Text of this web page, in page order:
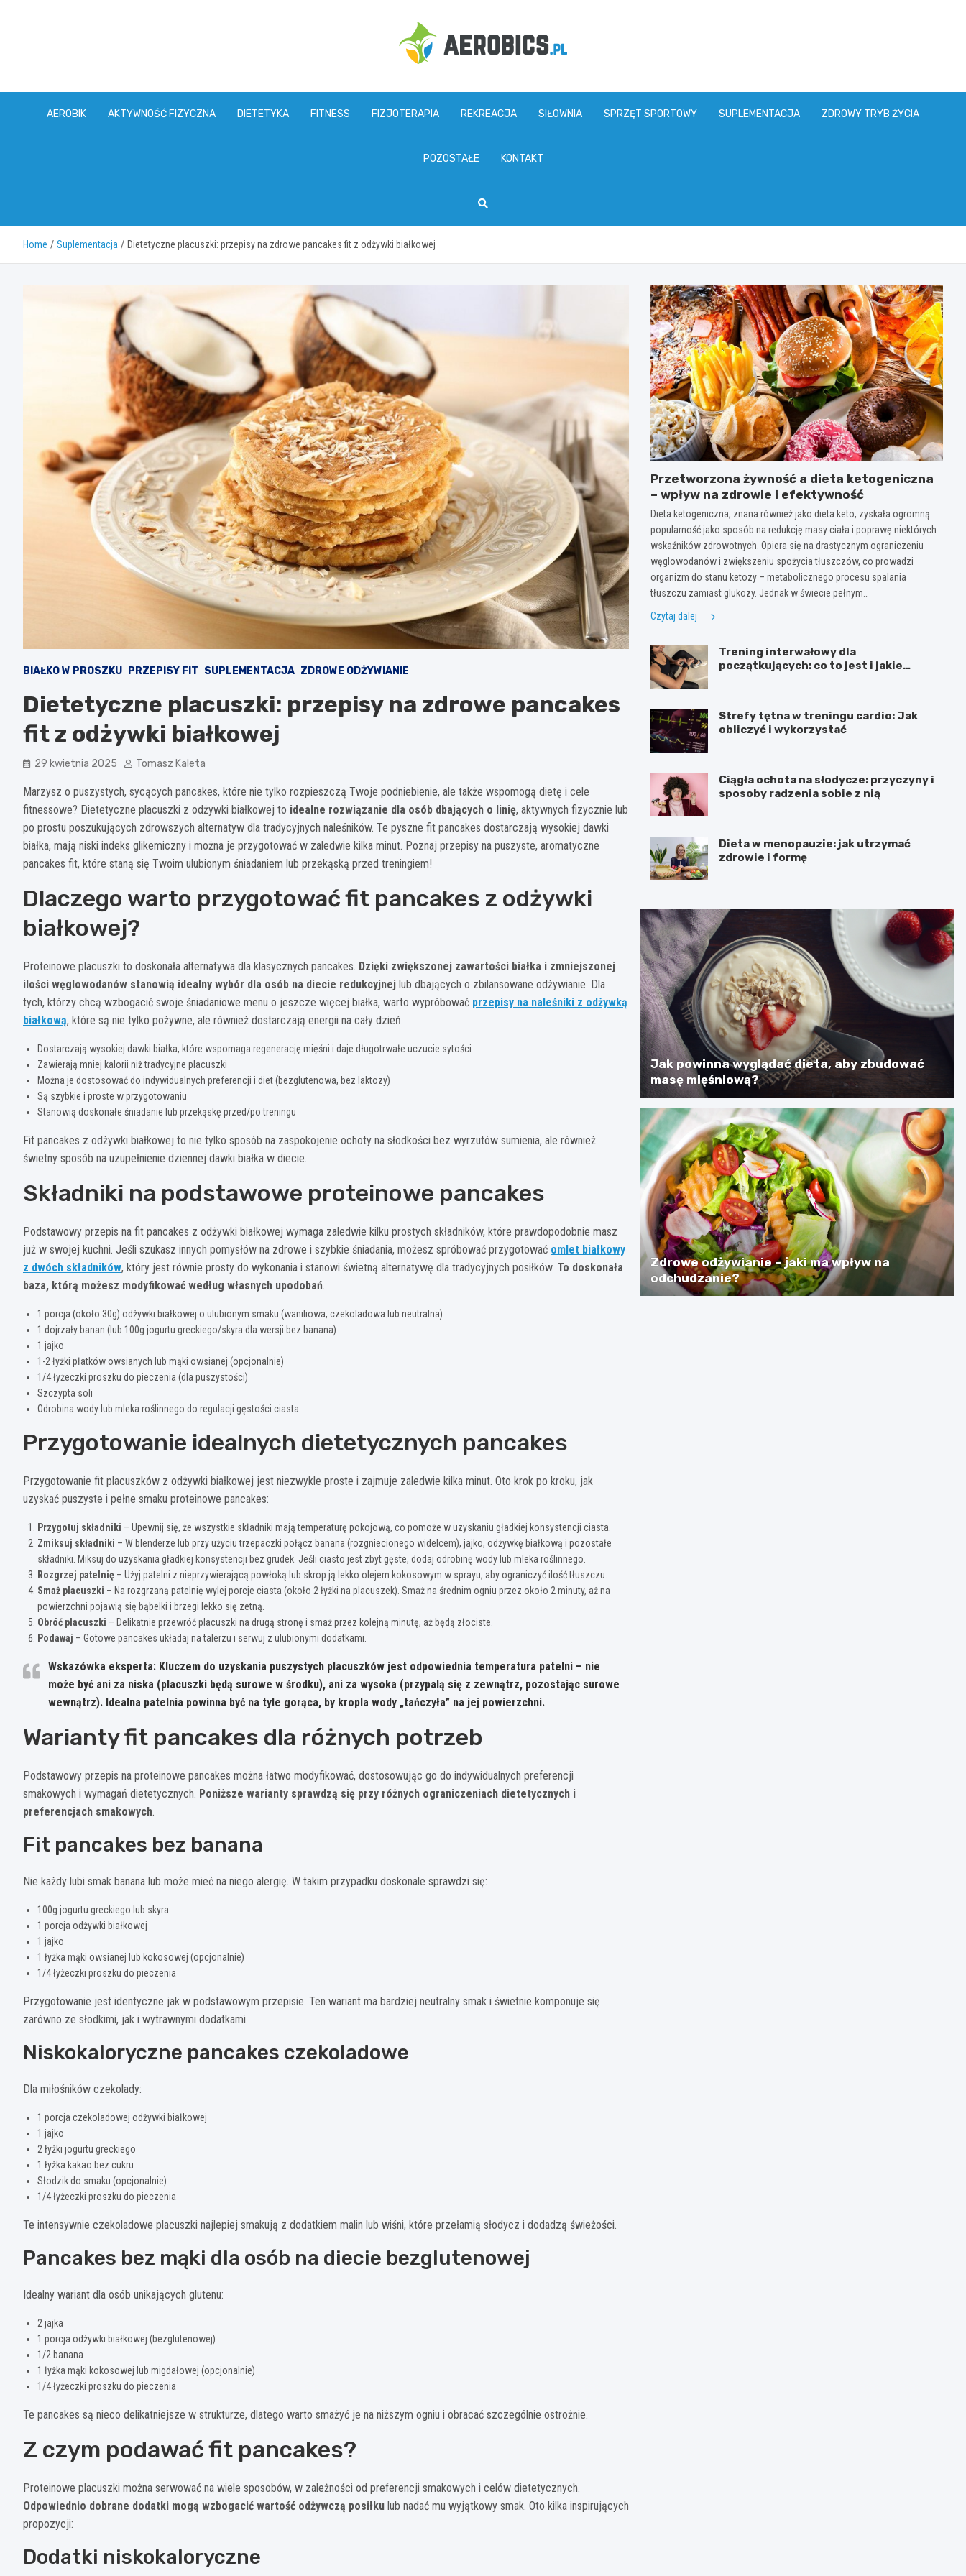
aerobics.pl
AEROBIK AKTYWNOŚĆ FIZYCZNA DIETETYKA FITNESS FIZJOTERAPIA REKREACJA SIŁOWNIA SPRZĘT SPORTOWY SUPLEMENTACJA ZDROWY TRYB ŻYCIA
POZOSTAŁE KONTAKT
Home Suplementacja Dietetyczne placuszki: przepisy na zdrowe pancakes fit z odżywki białkowej
BIAŁKO W PROSZKU PRZEPISY FIT SUPLEMENTACJA ZDROWE ODŻYWIANIE
Dietetyczne placuszki: przepisy na zdrowe pancakes
fit z odżywki białkowej
29 kwietnia 2025 Tomasz Kaleta
Marzysz o puszystych, sycących pancakes, które nie tylko rozpieszczą Twoje podniebienie, ale także wspomogą dietę i cele
fitnessowe? Dietetyczne placuszki z odżywki białkowej to idealne rozwiązanie dla osób dbających o linię, aktywnych fizycznie lub
po prostu poszukujących zdrowszych alternatyw dla tradycyjnych naleśników. Te pyszne fit pancakes dostarczają wysokiej dawki
białka, mają niski indeks glikemiczny i można je przygotować w zaledwie kilka minut. Poznaj przepisy na puszyste, aromatyczne
pancakes fit, które staną się Twoim ulubionym śniadaniem lub przekąską przed treningiem!
Dlaczego warto przygotować fit pancakes z odżywki
białkowej?
Proteinowe placuszki to doskonała alternatywa dla klasycznych pancakes. Dzięki zwiększonej zawartości białka i zmniejszonej
ilości węglowodanów stanowią idealny wybór dla osób na diecie redukcyjnej lub dbających o zbilansowane odżywianie. Dla
tych, którzy chcą wzbogacić swoje śniadaniowe menu o jeszcze więcej białka, warto wypróbować przepisy na naleśniki z odżywką
białkową, które są nie tylko pożywne, ale również dostarczają energii na cały dzień.
Dostarczają wysokiej dawki białka, które wspomaga regenerację mięśni i daje długotrwałe uczucie sytości
Zawierają mniej kalorii niż tradycyjne placuszki
Można je dostosować do indywidualnych preferencji i diet (bezglutenowa, bez laktozy)
Są szybkie i proste w przygotowaniu
Stanowią doskonałe śniadanie lub przekąskę przed/po treningu
Fit pancakes z odżywki białkowej to nie tylko sposób na zaspokojenie ochoty na słodkości bez wyrzutów sumienia, ale również
świetny sposób na uzupełnienie dziennej dawki białka w diecie.
Składniki na podstawowe proteinowe pancakes
Podstawowy przepis na fit pancakes z odżywki białkowej wymaga zaledwie kilku prostych składników, które prawdopodobnie masz
już w swojej kuchni. Jeśli szukasz innych pomysłów na zdrowe i szybkie śniadania, możesz spróbować przygotować omlet białkowy
z dwóch składników, który jest równie prosty do wykonania i stanowi świetną alternatywę dla tradycyjnych posiłków. To doskonała
baza, którą możesz modyfikować według własnych upodobań.
1 porcja (około 30g) odżywki białkowej o ulubionym smaku (waniliowa, czekoladowa lub neutralna)
1 dojrzały banan (lub 100g jogurtu greckiego/skyra dla wersji bez banana)
1 jajko
1-2 łyżki płatków owsianych lub mąki owsianej (opcjonalnie)
1/4 łyżeczki proszku do pieczenia (dla puszystości)
Szczypta soli
Odrobina wody lub mleka roślinnego do regulacji gęstości ciasta
Przygotowanie idealnych dietetycznych pancakes
Przygotowanie fit placuszków z odżywki białkowej jest niezwykle proste i zajmuje zaledwie kilka minut. Oto krok po kroku, jak
uzyskać puszyste i pełne smaku proteinowe pancakes:
Przygotuj składniki – Upewnij się, że wszystkie składniki mają temperaturę pokojową, co pomoże w uzyskaniu gładkiej konsystencji ciasta.
Zmiksuj składniki – W blenderze lub przy użyciu trzepaczki połącz banana (rozgniecionego widelcem), jajko, odżywkę białkową i pozostałe
składniki. Miksuj do uzyskania gładkiej konsystencji bez grudek. Jeśli ciasto jest zbyt gęste, dodaj odrobinę wody lub mleka roślinnego.
Rozgrzej patelnię – Użyj patelni z nieprzywierającą powłoką lub skrop ją lekko olejem kokosowym w sprayu, aby ograniczyć ilość tłuszczu.
Smaż placuszki – Na rozgrzaną patelnię wylej porcje ciasta (około 2 łyżki na placuszek). Smaż na średnim ogniu przez około 2 minuty, aż na
powierzchni pojawią się bąbelki i brzegi lekko się zetną.
Obróć placuszki – Delikatnie przewróć placuszki na drugą stronę i smaż przez kolejną minutę, aż będą złociste.
Podawaj – Gotowe pancakes układaj na talerzu i serwuj z ulubionymi dodatkami.
Wskazówka eksperta: Kluczem do uzyskania puszystych placuszków jest odpowiednia temperatura patelni – nie
może być ani za niska (placuszki będą surowe w środku), ani za wysoka (przypalą się z zewnątrz, pozostając surowe
wewnątrz). Idealna patelnia powinna być na tyle gorąca, by kropla wody „tańczyła” na jej powierzchni.
Warianty fit pancakes dla różnych potrzeb
Podstawowy przepis na proteinowe pancakes można łatwo modyfikować, dostosowując go do indywidualnych preferencji
smakowych i wymagań dietetycznych. Poniższe warianty sprawdzą się przy różnych ograniczeniach dietetycznych i
preferencjach smakowych.
Fit pancakes bez banana
Nie każdy lubi smak banana lub może mieć na niego alergię. W takim przypadku doskonale sprawdzi się:
100g jogurtu greckiego lub skyra
1 porcja odżywki białkowej
1 jajko
1 łyżka mąki owsianej lub kokosowej (opcjonalnie)
1/4 łyżeczki proszku do pieczenia
Przygotowanie jest identyczne jak w podstawowym przepisie. Ten wariant ma bardziej neutralny smak i świetnie komponuje się
zarówno ze słodkimi, jak i wytrawnymi dodatkami.
Niskokaloryczne pancakes czekoladowe
Dla miłośników czekolady:
1 porcja czekoladowej odżywki białkowej
1 jajko
2 łyżki jogurtu greckiego
1 łyżka kakao bez cukru
Słodzik do smaku (opcjonalnie)
1/4 łyżeczki proszku do pieczenia
Te intensywnie czekoladowe placuszki najlepiej smakują z dodatkiem malin lub wiśni, które przełamią słodycz i dodadzą świeżości.
Pancakes bez mąki dla osób na diecie bezglutenowej
Idealny wariant dla osób unikających glutenu:
2 jajka
1 porcja odżywki białkowej (bezglutenowej)
1/2 banana
1 łyżka mąki kokosowej lub migdałowej (opcjonalnie)
1/4 łyżeczki proszku do pieczenia
Te pancakes są nieco delikatniejsze w strukturze, dlatego warto smażyć je na niższym ogniu i obracać szczególnie ostrożnie.
Z czym podawać fit pancakes?
Proteinowe placuszki można serwować na wiele sposobów, w zależności od preferencji smakowych i celów dietetycznych.
Odpowiednio dobrane dodatki mogą wzbogacić wartość odżywczą posiłku lub nadać mu wyjątkowy smak. Oto kilka inspirujących
propozycji:
Dodatki niskokaloryczne
Przetworzona żywność a dieta ketogeniczna
– wpływ na zdrowie i efektywność
Dieta ketogeniczna, znana również jako dieta keto, zyskała ogromną
popularność jako sposób na redukcję masy ciała i poprawę niektórych
wskaźników zdrowotnych. Opiera się na drastycznym ograniczeniu
węglowodanów i zwiększeniu spożycia tłuszczów, co prowadzi
organizm do stanu ketozy – metabolicznego procesu spalania
tłuszczu zamiast glukozy. Jednak w świecie pełnym…
Czytaj dalej
Trening interwałowy dla
początkujących: co to jest i jakie
Strefy tętna w treningu cardio: Jak
obliczyć i wykorzystać
Ciągła ochota na słodycze: przyczyny i
sposoby radzenia sobie z nią
Dieta w menopauzie: jak utrzymać
zdrowie i formę
Jak powinna wyglądać dieta, aby zbudować
masę mięśniową?
Zdrowe odżywianie – jaki ma wpływ na
odchudzanie?